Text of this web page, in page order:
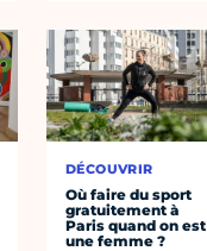
DÉCOUVRIR
Où faire du sport
gratuitement à
Paris quand on est
une femme ?